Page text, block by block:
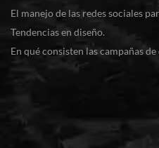
El manejo de las redes sociales
Tendencias en diseño.
En qué consisten las campañas